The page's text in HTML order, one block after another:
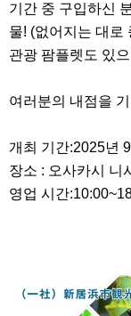
기간 중 구입하신
물! (없어지는 대로
관광 팜플렛도 있
여러분의 내점을
개최 기간:2025년
장소 : 오사카시 니
영업 시간